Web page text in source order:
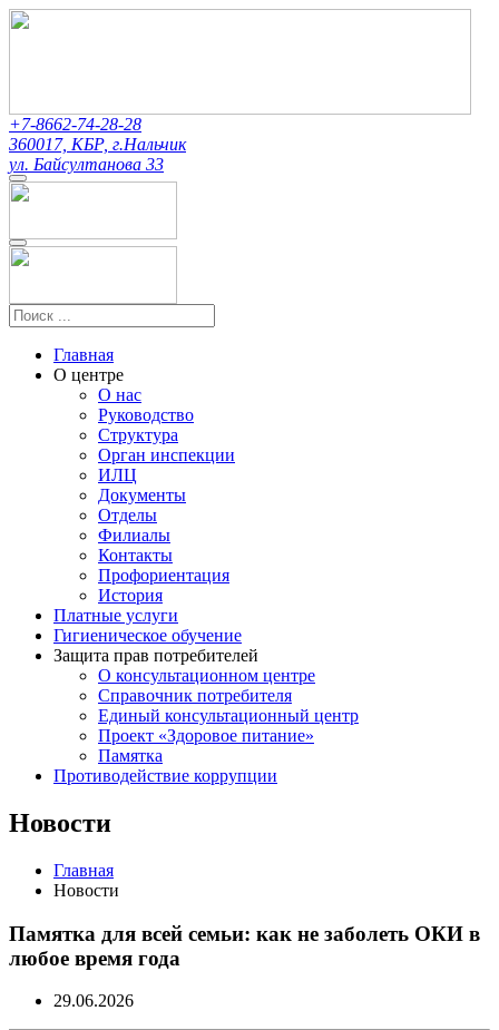
+7-8662-74-28-28
360017, КБР, г.Нальчик
ул. Байсултанова 33
Главная
О центре
О нас
Руководство
Структура
Орган инспекции
ИЛЦ
Документы
Отделы
Филиалы
Контакты
Профориентация
История
Платные услуги
Гигиеническое обучение
Защита прав потребителей
О консультационном центре
Справочник потребителя
Единый консультационный центр
Проект «Здоровое питание»
Памятка
Противодействие коррупции
Новости
Главная
Новости
Памятка для всей семьи: как не заболеть ОКИ в
любое время года
29.06.2026